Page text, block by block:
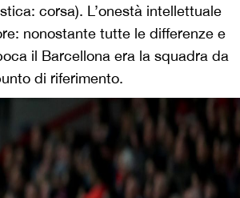
corsa). L’onestà intellettuale
nonostante tutte le differenze e
il Barcellona era la squadra da
di riferimento.